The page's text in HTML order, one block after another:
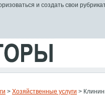
> Хозяйственные услуги >
и создать свои